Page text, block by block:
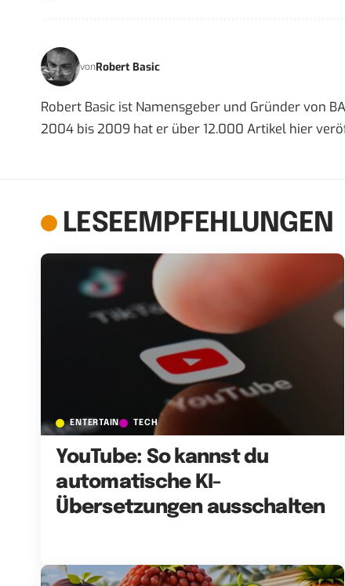
vonRobert Basic
Robert Basic ist Namensgeber und Gründer von
2004 bis 2009 hat er über 12.000 Artikel hier
LESEEMPFEHLUNGEN
ENTERTAIN TECH
YouTube: So kannst du
automatische KI-
Übersetzungen ausschalten